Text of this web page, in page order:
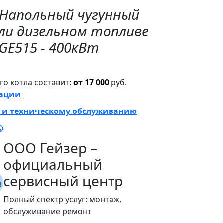
чугунный
дизельном топливе
- 400кВт
котла составит: от 17 000 руб.
техническому обслуживанию
ООО Гейзер –
официальный
сервисный центр
Полный спектр услуг: монтаж,
обслуживание ремонт